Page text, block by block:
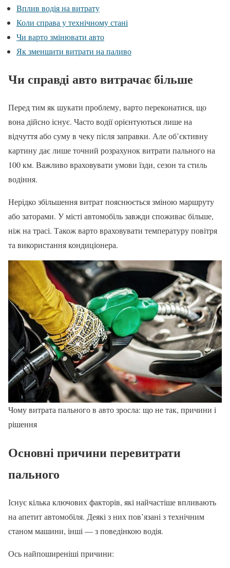
Вплив водія на витрату
Коли справа у технічному стані
Чи варто змінювати авто
Як зменшити витрати на паливо
Чи справді авто витрачає більше
Перед тим як шукати проблему, варто переконатися, що
вона дійсно існує. Часто водії орієнтуються лише на
відчуття або суму в чеку після заправки. Але об’єктивну
картину дає лише точний розрахунок витрати пального на
100 км. Важливо враховувати умови їзди, сезон та стиль
водіння.
Нерідко збільшення витрат пояснюється зміною маршруту
або заторами. У місті автомобіль завжди споживає більше,
ніж на трасі. Також варто враховувати температуру повітря
та використання кондиціонера.
Чому витрата пального в авто зросла: що не так, причини і
рішення
Основні причини перевитрати
пального
Існує кілька ключових факторів, які найчастіше впливають
на апетит автомобіля. Деякі з них пов’язані з технічним
станом машини, інші — з поведінкою водія.
Ось найпоширеніші причини: